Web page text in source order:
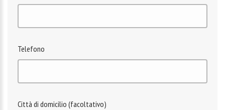
Telefono
Città di domicilio (facoltativo)